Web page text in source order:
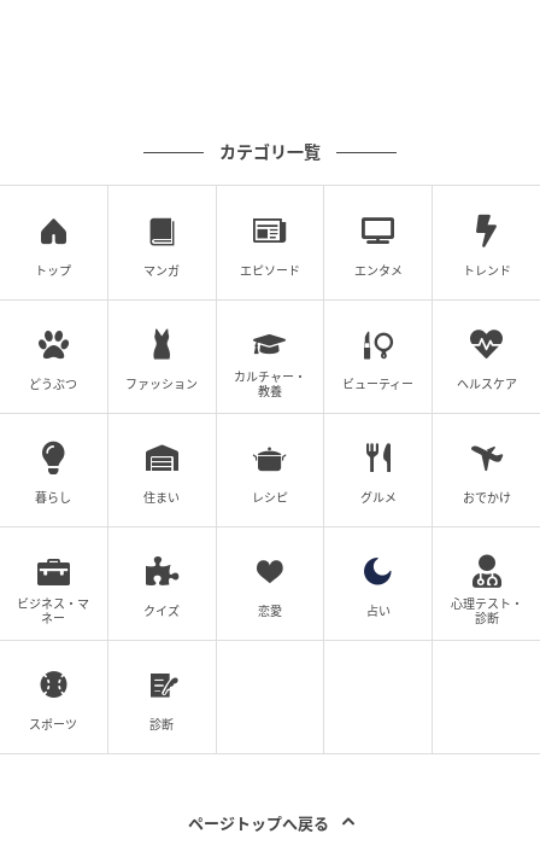
カテゴリ一覧
トップ マンガ エピソード エンタメ トレンド
どうぶつ ファッション
カルチャー・
教養
ビューティー ヘルスケア
暮らし 住まい レシピ グルメ おでかけ
ビジネス・マ
ネー
クイズ 恋愛 占い
心理テスト・
診断
スポーツ 診断
ページトップへ戻る